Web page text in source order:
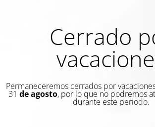
Cerrado
Permaneceremos cerrados por
31 de agosto, por lo que no podremos
durante este periodo.